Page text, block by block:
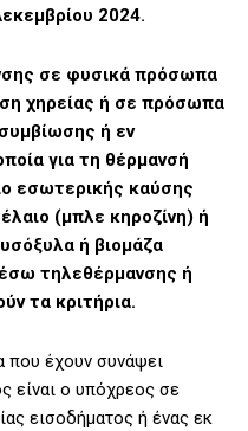
2024.
σε φυσικά πρόσωπα
χηρείας ή σε πρόσωπα
ή εν
για τη θέρμανσή
εσωτερικής καύσης
(μπλε κηροζίνη) ή
ή βιομάζα
τηλεθέρμανσης ή
τα κριτήρια.
που έχουν συνάψει
είναι ο υπόχρεος σε
εισοδήματος ή ένας εκ